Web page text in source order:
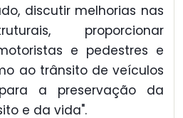
discutir melhorias nas
proporcionar
e pedestres e
ao trânsito de veículos
a preservação da
e da vida".